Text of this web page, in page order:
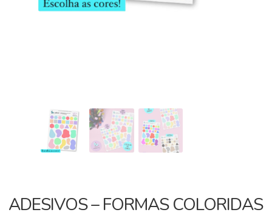
ADESIVOS – FORMAS COLORIDAS